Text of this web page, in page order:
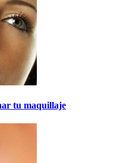
tu maquillaje